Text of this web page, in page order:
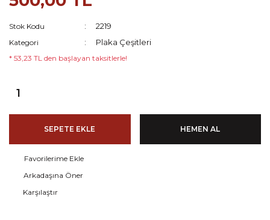
Stok Kodu 2219
Kategori Plaka Çeşitleri
* 53,23 TL den başlayan taksitlerle!
SEPETE EKLE HEMEN AL
Arkadaşına Öner
Karşılaştır